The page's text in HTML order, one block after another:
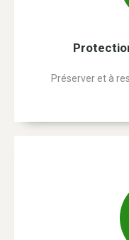
Préserver et à